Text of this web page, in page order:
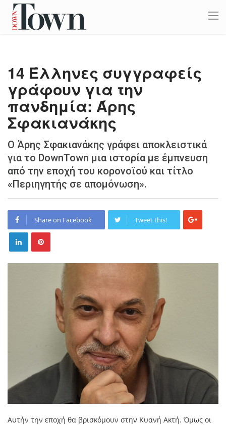
14 Έλληνες συγγραφείς
γράφουν για την
πανδημία: Άρης
Σφακιανάκης
O Άρης Σφακιανάκης γράφει αποκλειστικά
για το DownTown μια ιστορία με έμπνευση
από την εποχή του κορονοϊού και τίτλο
«Περιηγητής σε αποµόνωση».
Share on Facebook Tweet this!
Αυτήν την εποχή θα βρισκόμουν στην Κυανή Ακτή. Όμως οι